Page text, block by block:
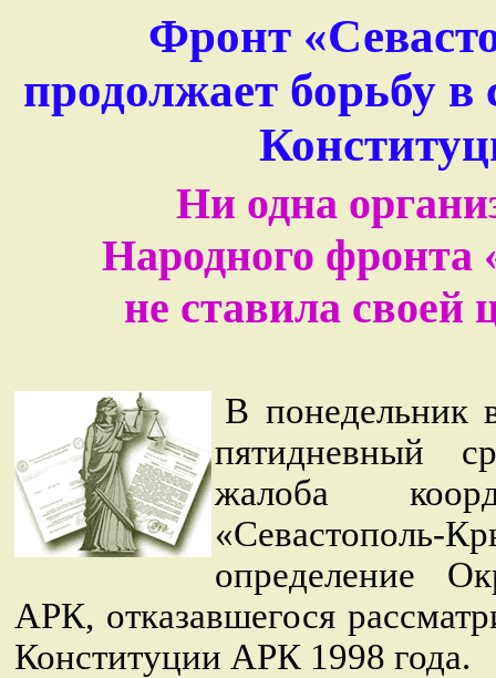
Фронт
продолжает борьбу в
Ни одна
Народного фронта
не ставила
В понедельник
пятидневный
жалоба
«Севастополь-
определение
АРК, отказавшегося
Конституции АРК 1998 года.